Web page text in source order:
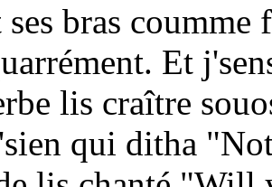
bras coumme
Et
lis craître
qui ditha